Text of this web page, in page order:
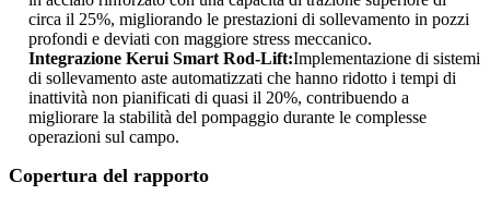
circa il 25%, migliorando le prestazioni di sollevamento in pozzi
profondi e deviati con maggiore stress meccanico.
Integrazione Kerui Smart Rod-Lift:Implementazione di sistemi
di sollevamento aste automatizzati che hanno ridotto i tempi di
inattività non pianificati di quasi il 20%, contribuendo a
migliorare la stabilità del pompaggio durante le complesse
operazioni sul campo.
Copertura del rapporto